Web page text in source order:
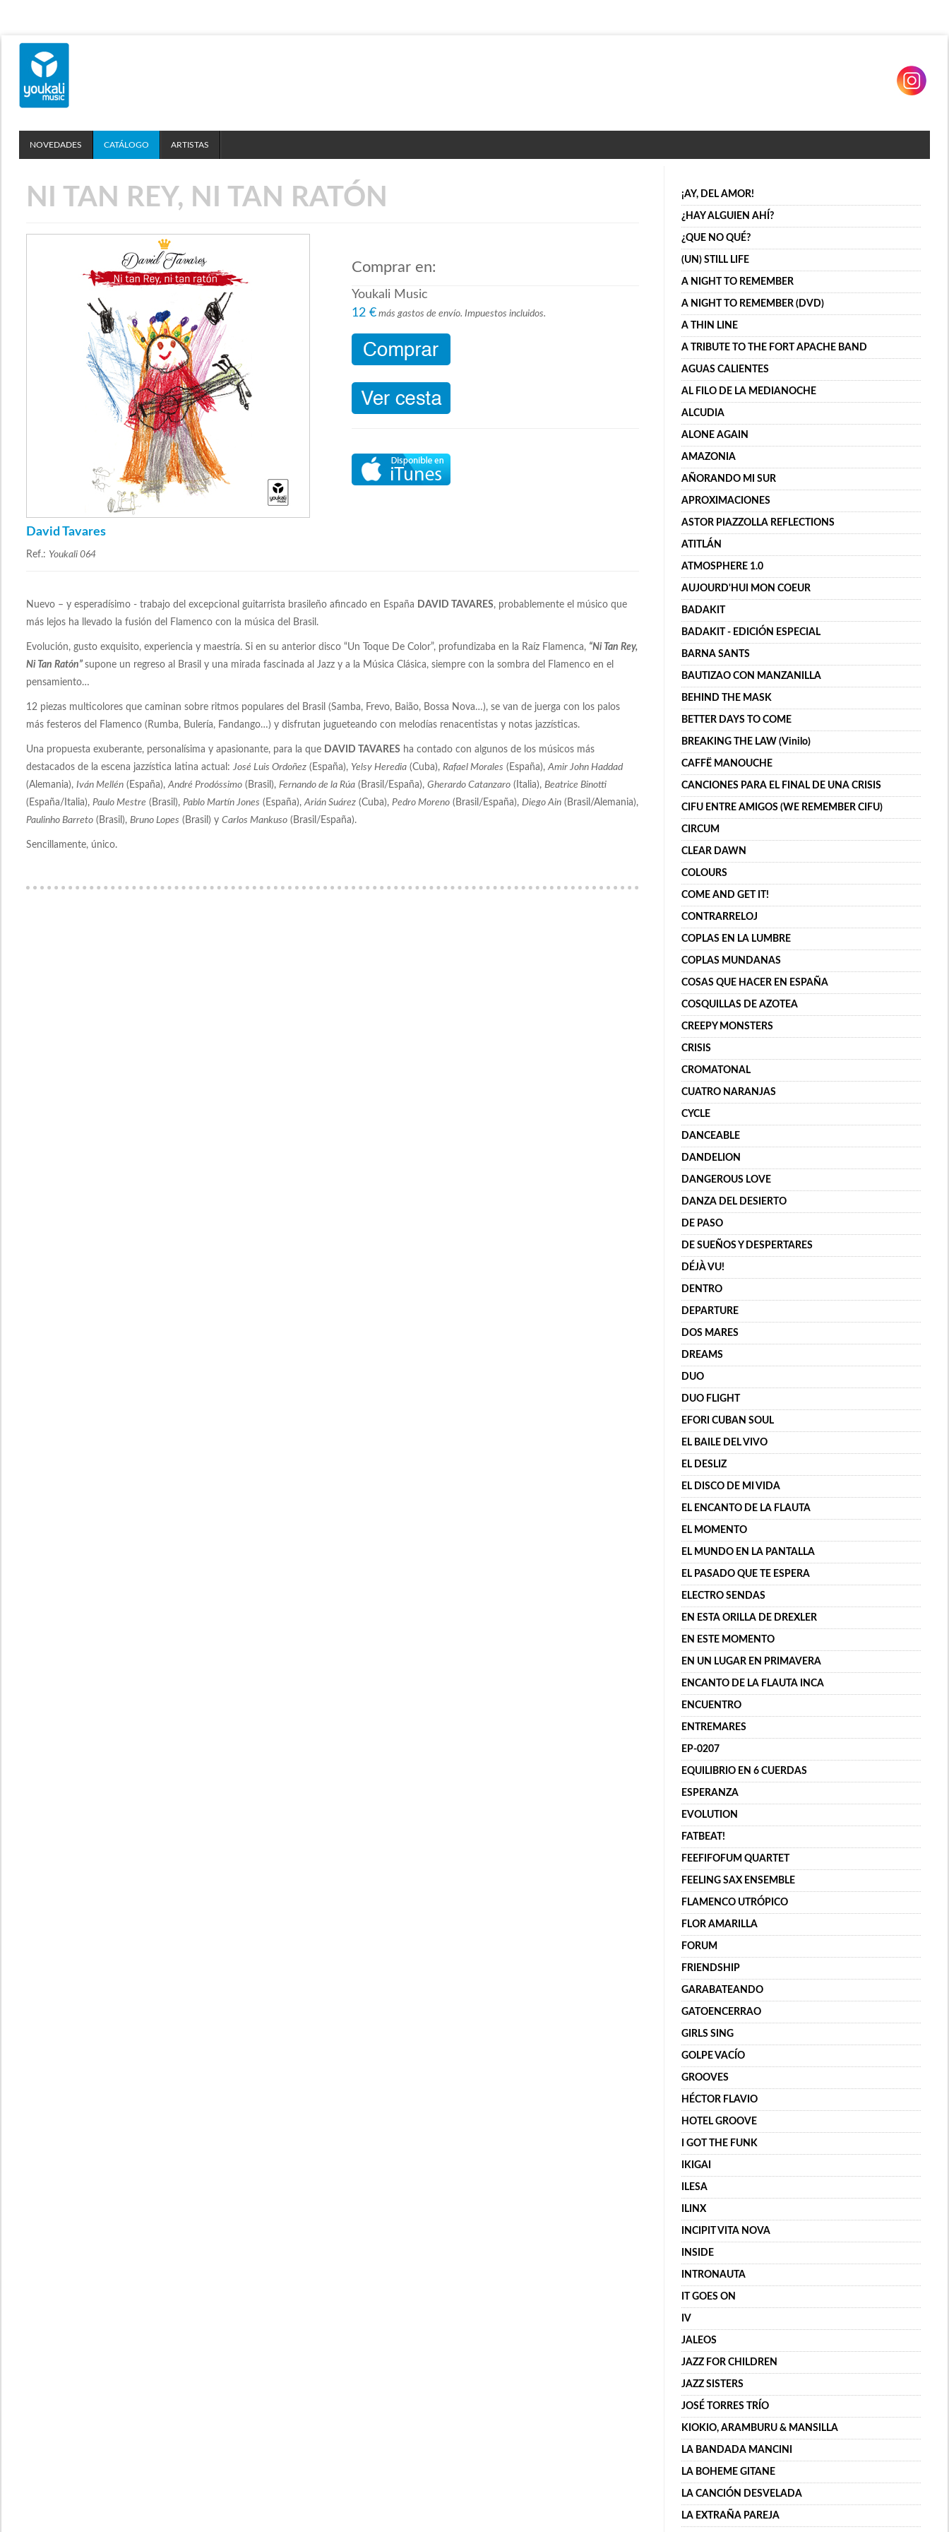
NOVEDADES CATÁLOGO ARTISTAS
NI TAN REY, NI TAN RATÓN
David Tavares
Ref.: Youkali 064
Comprar en:
Youkali Music
12 € más gastos de envío. Impuestos incluidos.
Nuevo – y esperadísimo - trabajo del excepcional guitarrista brasileño afincado en España DAVID TAVARES, probablemente el músico que
más lejos ha llevado la fusión del Flamenco con la música del Brasil.
Evolución, gusto exquisito, experiencia y maestría. Si en su anterior disco “Un Toque De Color”, profundizaba en la Raíz Flamenca, “Ni Tan Rey,
Ni Tan Ratón” supone un regreso al Brasil y una mirada fascinada al Jazz y a la Música Clásica, siempre con la sombra del Flamenco en el
pensamiento…
12 piezas multicolores que caminan sobre ritmos populares del Brasil (Samba, Frevo, Baião, Bossa Nova…), se van de juerga con los palos
más festeros del Flamenco (Rumba, Bulería, Fandango…) y disfrutan jugueteando con melodías renacentistas y notas jazzísticas.
Una propuesta exuberante, personalísima y apasionante, para la que DAVID TAVARES ha contado con algunos de los músicos más
destacados de la escena jazzística latina actual: José Luis Ordoñez (España), Yelsy Heredia (Cuba), Rafael Morales (España),Amir John Haddad
(Alemania), Iván Mellén (España),André Prodóssimo (Brasil), Fernando de la Rúa (Brasil/España), Gherardo Catanzaro (Italia), Beatrice Binotti
(España/Italia), Paulo Mestre (Brasil), Pablo Martín Jones (España),Arián Suárez (Cuba), Pedro Moreno (Brasil/España), Diego Ain (Brasil/Alemania),
Paulinho Barreto (Brasil), Bruno Lopes (Brasil) y Carlos Mankuso (Brasil/España).
Sencillamente, único.
¡AY, DEL AMOR!
¿HAY ALGUIEN AHÍ?
¿QUE NO QUÉ?
(UN) STILL LIFE
A NIGHT TO REMEMBER
A NIGHT TO REMEMBER (DVD)
A THIN LINE
A TRIBUTE TO THE FORT APACHE BAND
AGUAS CALIENTES
AL FILO DE LA MEDIANOCHE
ALCUDIA
ALONE AGAIN
AMAZONIA
AÑORANDO MI SUR
APROXIMACIONES
ASTOR PIAZZOLLA REFLECTIONS
ATITLÁN
ATMOSPHERE 1.0
AUJOURD'HUI MON COEUR
BADAKIT
BADAKIT - EDICIÓN ESPECIAL
BARNA SANTS
BAUTIZAO CON MANZANILLA
BEHIND THE MASK
BETTER DAYS TO COME
BREAKING THE LAW (Vinilo)
CAFFË MANOUCHE
CANCIONES PARA EL FINAL DE UNA CRISIS
CIFU ENTRE AMIGOS (WE REMEMBER CIFU)
CIRCUM
CLEAR DAWN
COLOURS
COME AND GET IT!
CONTRARRELOJ
COPLAS EN LA LUMBRE
COPLAS MUNDANAS
COSAS QUE HACER EN ESPAÑA
COSQUILLAS DE AZOTEA
CREEPY MONSTERS
CRISIS
CROMATONAL
CUATRO NARANJAS
CYCLE
DANCEABLE
DANDELION
DANGEROUS LOVE
DANZA DEL DESIERTO
DE PASO
DE SUEÑOS Y DESPERTARES
DÉJÀ VU!
DENTRO
DEPARTURE
DOS MARES
DREAMS
DUO
DUO FLIGHT
EFORI CUBAN SOUL
EL BAILE DEL VIVO
EL DESLIZ
EL DISCO DE MI VIDA
EL ENCANTO DE LA FLAUTA
EL MOMENTO
EL MUNDO EN LA PANTALLA
EL PASADO QUE TE ESPERA
ELECTRO SENDAS
EN ESTA ORILLA DE DREXLER
EN ESTE MOMENTO
EN UN LUGAR EN PRIMAVERA
ENCANTO DE LA FLAUTA INCA
ENCUENTRO
ENTREMARES
EP-0207
EQUILIBRIO EN 6 CUERDAS
ESPERANZA
EVOLUTION
FATBEAT!
FEEFIFOFUM QUARTET
FEELING SAX ENSEMBLE
FLAMENCO UTRÓPICO
FLOR AMARILLA
FORUM
FRIENDSHIP
GARABATEANDO
GATOENCERRAO
GIRLS SING
GOLPE VACÍO
GROOVES
HÉCTOR FLAVIO
HOTEL GROOVE
I GOT THE FUNK
IKIGAI
ILESA
ILINX
INCIPIT VITA NOVA
INSIDE
INTRONAUTA
IT GOES ON
IV
JALEOS
JAZZ FOR CHILDREN
JAZZ SISTERS
JOSÉ TORRES TRÍO
KIOKIO, ARAMBURU & MANSILLA
LA BANDADA MANCINI
LA BOHEME GITANE
LA CANCIÓN DESVELADA
LA EXTRAÑA PAREJA